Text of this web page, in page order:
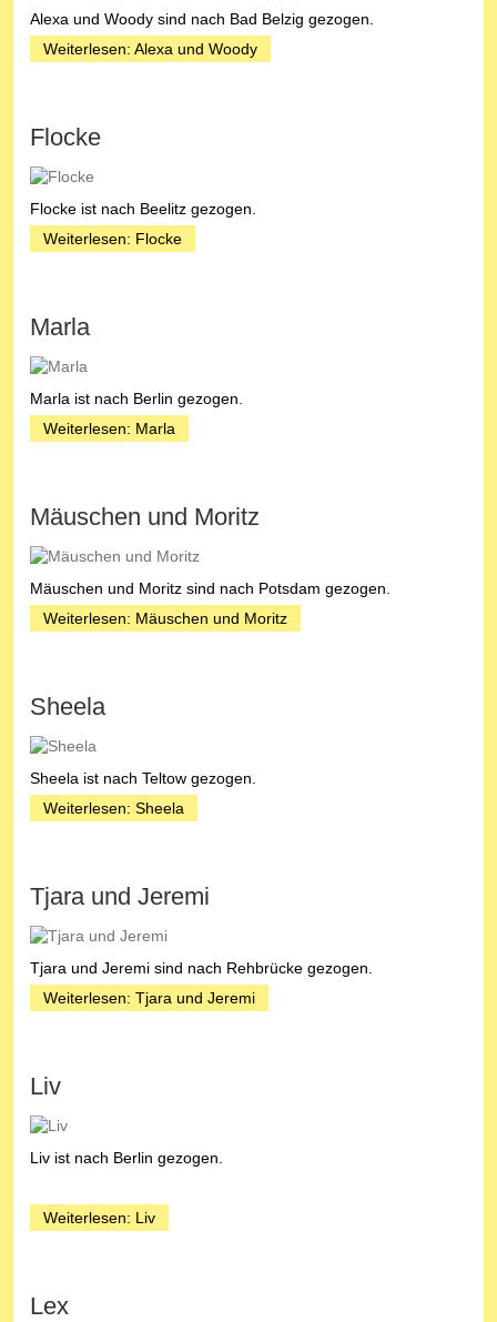
Alexa und Woody sind nach Bad Belzig gezogen.
Weiterlesen: Alexa und Woody
Flocke
Flocke ist nach Beelitz gezogen.
Weiterlesen: Flocke
Marla
Marla ist nach Berlin gezogen.
Weiterlesen: Marla
Mäuschen und Moritz
Mäuschen und Moritz sind nach Potsdam gezogen.
Weiterlesen: Mäuschen und Moritz
Sheela
Sheela ist nach Teltow gezogen.
Weiterlesen: Sheela
Tjara und Jeremi
Tjara und Jeremi sind nach Rehbrücke gezogen.
Weiterlesen: Tjara und Jeremi
Liv
Liv ist nach Berlin gezogen.
Weiterlesen: Liv
Lex